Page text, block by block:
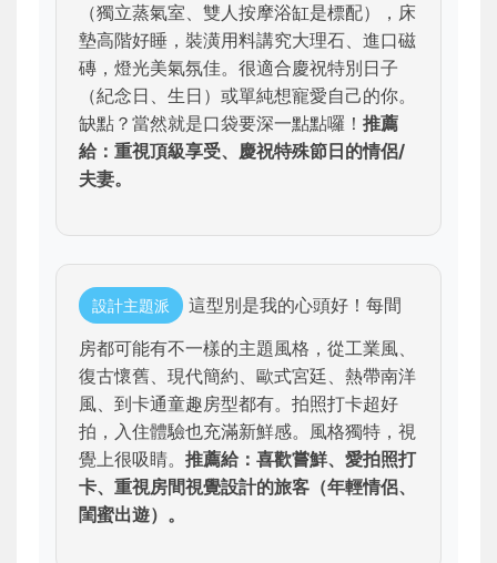
（獨立蒸氣室、雙人按摩浴缸是標配），床
墊高階好睡，裝潢用料講究大理石、進口磁
磚，燈光美氣氛佳。很適合慶祝特別日子
（紀念日、生日）或單純想寵愛自己的你。
缺點？當然就是口袋要深一點點囉！ 推薦
給：重視頂級享受、慶祝特殊節日的情侶/
夫妻。
設計主題派
這型別是我的心頭好！每間
房都可能有不一樣的主題風格，從工業風、
復古懷舊、現代簡約、歐式宮廷、熱帶南洋
風、到卡通童趣房型都有。拍照打卡超好
拍，入住體驗也充滿新鮮感。風格獨特，視
覺上很吸睛。 推薦給：喜歡嘗鮮、愛拍照打
卡、重視房間視覺設計的旅客（年輕情侶、
閨蜜出遊）。